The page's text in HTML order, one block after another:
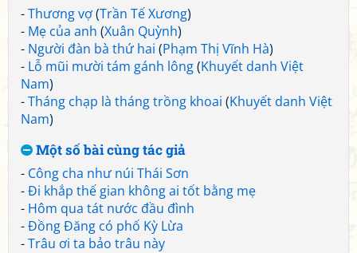
-Thương vợ(Trần Tế Xương)
- Mẹ của anh (Xuân Quỳnh)
- Người đàn bà thứ hai (Phạm Thị Vĩnh Hà)
- Lỗ mũi mười tám gánh lông(Khuyết danh Việt
Nam)
-Tháng chạp là tháng trồng khoai (Khuyết danh Việt
Nam)
Một số bài cùng tác giả
- Công cha như núi Thái Sơn
-Đi khắp thế gian không ai tốt bằng mẹ
- Hôm qua tát nước đầu đình
-Đồng Đăng có phố Kỳ Lừa
-Trâu ơi ta bảo trâu này